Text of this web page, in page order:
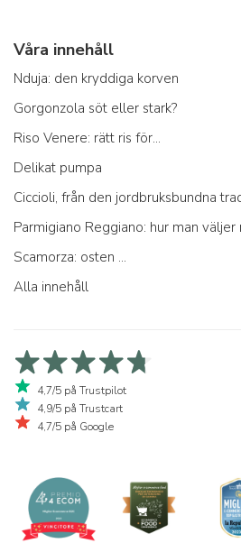
Våra innehåll
Nduja: den kryddiga korven
Gorgonzola söt eller stark?
Riso Venere: rätt ris för...
Delikat pumpa
Ciccioli, från den jordbruksbundna
Parmigiano Reggiano: hur man väljer
Scamorza: osten ...
Alla innehåll
4,7/5 på Trustpilot
4,9/5 på Trustcart
4,7/5 på Google